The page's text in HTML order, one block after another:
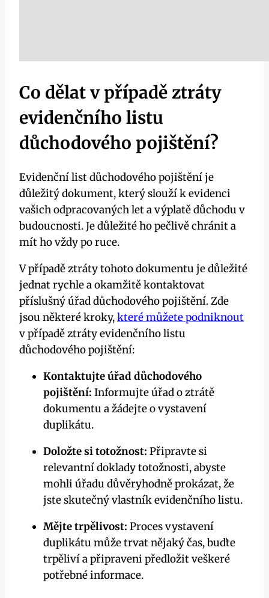
Co dělat v případě ztráty
evidenčního listu
důchodového pojištění?
Evidenční list důchodového pojištění je
důležitý dokument, který slouží k evidenci
vašich odpracovaných let a výplatě důchodu v
budoucnosti. Je důležité ho pečlivě chránit a
mít ho vždy po ruce.
V případě ztráty tohoto dokumentu je důležité
jednat rychle a okamžitě kontaktovat
příslušný úřad důchodového pojištění. Zde
jsou některé kroky,které můžete podniknout
v případě ztráty evidenčního listu
důchodového pojištění:
Kontaktujte úřad důchodového
pojištění: Informujte úřad o ztrátě
dokumentu a žádejte o vystavení
duplikátu.
Doložte si totožnost: Připravte si
relevantní doklady totožnosti, abyste
mohli úřadu důvěryhodně prokázat, že
jste skutečný vlastník evidenčního listu.
Mějte trpělivost: Proces vystavení
duplikátu může trvat nějaký čas, buďte
trpěliví a připraveni předložit veškeré
potřebné informace.